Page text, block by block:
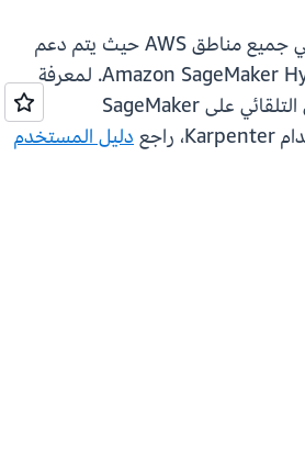
تتوفر هذه الميزة في جميع مناطق AWS حيث يتم دعم
كتل Amazon SageMaker HyperPod EKS. لمعرفة
المزيد حول القياس التلقائي على SageMaker
دليل المستخدم